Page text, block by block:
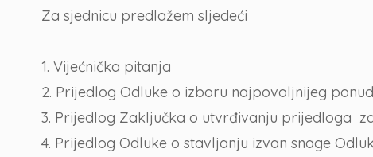
Za sjednicu predlažem sljedeći
1. Vijećnička pitanja
2. Prijedlog Odluke o izboru najpovoljnijeg
3. Prijedlog Zaključka o utvrđivanju prijedloga
4. Prijedlog Odluke o stavljanju izvan snage